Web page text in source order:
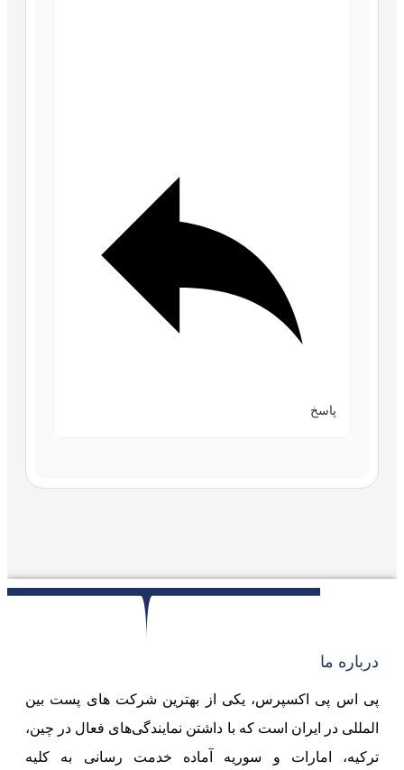
پاسخ
درباره ما
پی اس پی اکسپرس، یکی از بهترین شرکت های پست بین
المللی در ایران است که با داشتن نمایندگی‌های فعال در چین،
ترکیه، امارات و سوریه آماده خدمت رسانی به کلیه